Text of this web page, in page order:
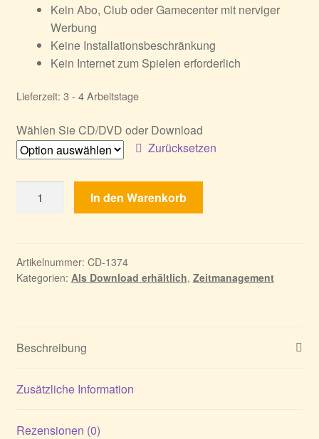
Kein Abo, Club oder Gamecenter mit nerviger
Werbung
Keine Installationsbeschränkung
Kein Internet zum Spielen erforderlich
Lieferzeit: 3 - 4 Arbeitstage
Wählen Sie CD/DVD oder Download
Zurücksetzen
Menge
In den Warenkorb
Artikelnummer: CD-1374
Kategorien: Als Download erhältlich, Zeitmanagement
Beschreibung
Zusätzliche Information
Rezensionen (0)